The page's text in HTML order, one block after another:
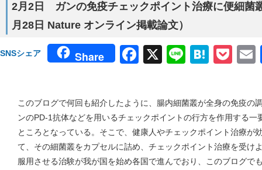
2月2日 ガンの免疫チェックポイント治療に便細菌
月28日 Nature オンライン掲載論文）
SNSシェア Share Facebook
X Line
このブログで何回も紹介したように、腸内細菌叢が全身の免疫の
ンのPD-1抗体などを用いるチェックポイントの行方を作用する
ところとなっている。そこで、健康人やチェックポイント治療が
て、その細菌叢をカプセルに詰め、チェックポイント治療を受け
服用させる治験が我が国を始め各国で進んでおり、このブログで